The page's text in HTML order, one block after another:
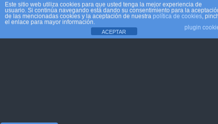
Móvil Escritorio
Este sitio web utiliza cookies para que usted tenga la mejor experiencia de
usuario. Si continúa navegando está dando su consentimiento para la
de las mencionadas cookies y la aceptación de nuestra política de cookies ,
el enlace para mayor información.
plugin
ACEPTAR